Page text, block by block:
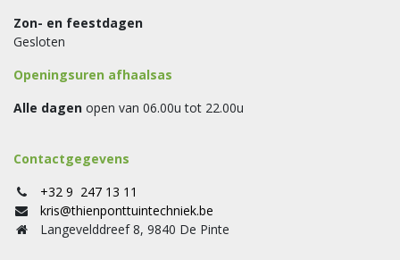
Zon- en feestdagen
Gesloten
Openingsuren afhaalsas
Alle dagen open van 06.00u tot 22.00u
Contactgegevens
+32 9 247 13 11
kris@thienponttuintechniek.be
Langevelddreef 8, 9840 De Pinte